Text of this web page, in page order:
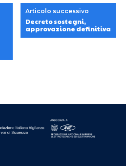
Articolo successivo
Decreto sostegni,
approvazione definitiva